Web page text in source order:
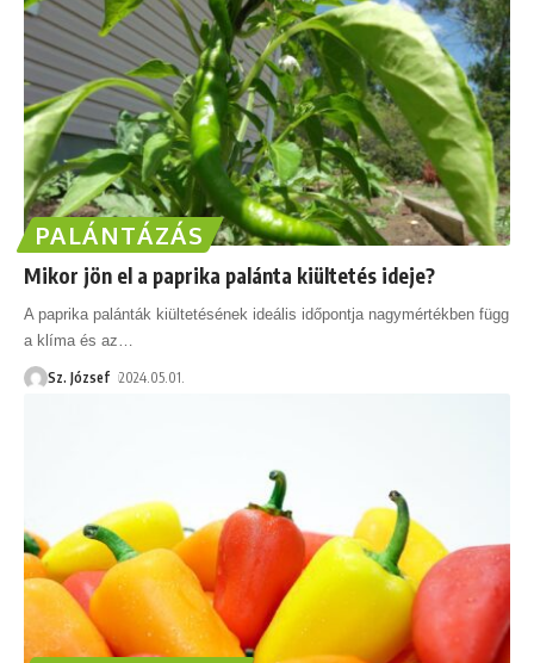
PALÁNTÁZÁS
Mikor jön el a paprika palánta kiültetés ideje?
A paprika palánták kiültetésének ideális időpontja nagymértékben függ
a klíma és az
Sz. József 2024.05.01.